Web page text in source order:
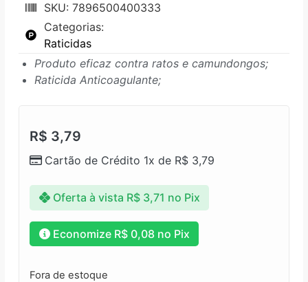
SKU: 7896500400333
Categorias:
Raticidas
Produto eficaz contra ratos e camundongos;
Raticida Anticoagulante;
R$ 3,79
Cartão de Crédito 1x de R$ 3,79
Oferta à vista R$3,71 no Pix
Economize R$0,08 no Pix
Fora de estoque